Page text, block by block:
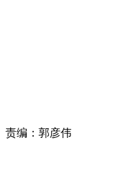
责编： 郭彦伟